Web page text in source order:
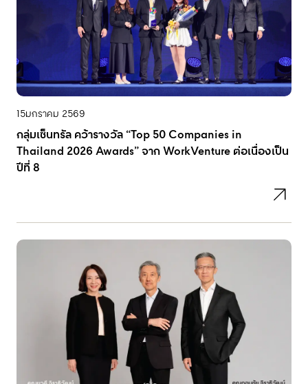
15มกราคม 2569
กลุ่มเซ็นทรัล คว้ารางวัล “Top 50 Companies in
Thailand 2026 Awards” จาก WorkVenture ต่อเนื่องเป็น
ปีที่ 8